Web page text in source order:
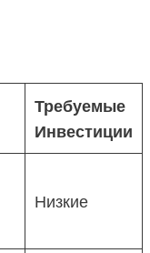
Требуемые
Инвестиции
Низкие